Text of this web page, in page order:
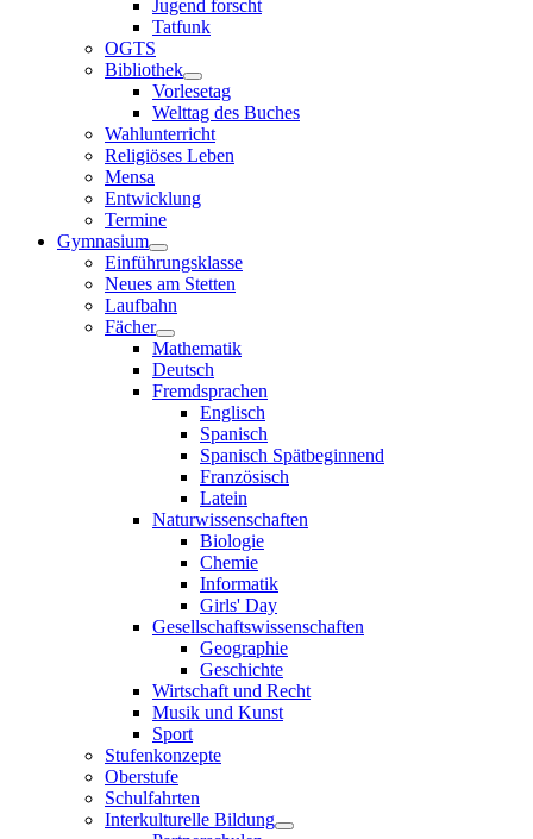
Jugend forscht
Tatfunk
OGTS
Bibliothek
Vorlesetag
Welttag des Buches
Wahlunterricht
Religiöses Leben
Mensa
Entwicklung
Termine
Gymnasium
Einführungsklasse
Neues am Stetten
Laufbahn
Fächer
Mathematik
Deutsch
Fremdsprachen
Englisch
Spanisch
Spanisch Spätbeginnend
Französisch
Latein
Naturwissenschaften
Biologie
Chemie
Informatik
Girls' Day
Gesellschaftswissenschaften
Geographie
Geschichte
Wirtschaft und Recht
Musik und Kunst
Sport
Stufenkonzepte
Oberstufe
Schulfahrten
Interkulturelle Bildung